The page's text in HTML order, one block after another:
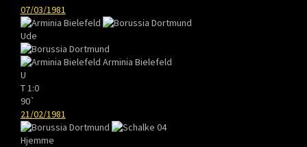
07/03/1981
Ude
Arminia Bielefeld
U
T 1:0
90`
21/02/1981
Hjemme